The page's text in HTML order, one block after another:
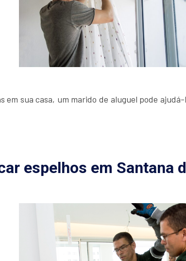
em sua casa, um marido de aluguel pode
espelhos em Santana